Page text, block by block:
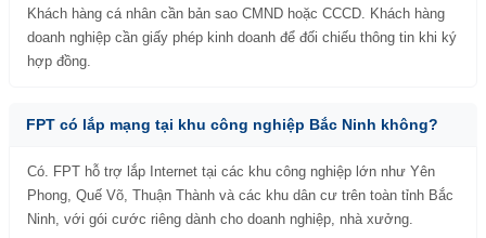
Khách hàng cá nhân cần bản sao CMND hoặc CCCD. Khách hàng
doanh nghiệp cần giấy phép kinh doanh để đối chiếu thông tin khi ký
hợp đồng.
FPT có lắp mạng tại khu công nghiệp Bắc Ninh không?
Có. FPT hỗ trợ lắp Internet tại các khu công nghiệp lớn như Yên
Phong, Quế Võ, Thuận Thành và các khu dân cư trên toàn tỉnh Bắc
Ninh, với gói cước riêng dành cho doanh nghiệp, nhà xưởng.